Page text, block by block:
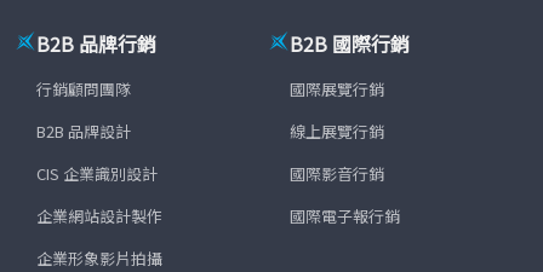
B2B 品牌行銷
行銷顧問團隊
B2B 品牌設計
CIS 企業識別設計
企業網站設計製作
企業形象影片拍攝
B2B 國際行銷
國際展覽行銷
線上展覽行銷
國際影音行銷
國際電子報行銷